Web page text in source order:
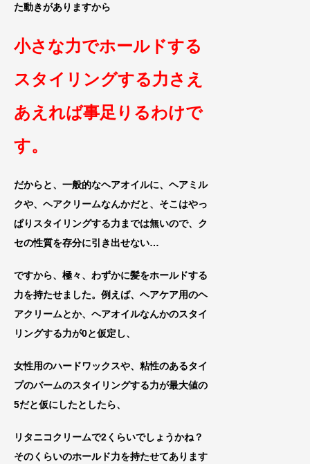
た動きがありますから
小さな力でホールドする
スタイリングする力さえ
あえれば事足りるわけで
す。
だからと、一般的なヘアオイルに、ヘアミル
クや、ヘアクリ ームなんかだと、そこはやっ
ぱりスタイリングする力までは無いので、 ク
セの性質を存分に引き出せない…
ですから、極々、わずかに髪をホールドする
力を持たせました。例えば、ヘアケア用のヘ
アクリ ームとか、ヘアオイルなんかのスタイ
リングする力が0と仮定し、
女性用のハードワックスや、粘性のあるタイ
プのバームのスタイリングする力が最大値の
5だと仮にしたとしたら、
リタニコクリームで2くらいでしょうかね？
そのくらいのホールド力を持たせてあります